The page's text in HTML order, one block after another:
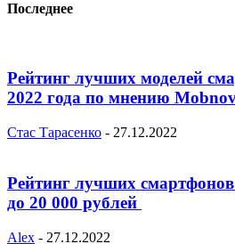
Последнее
Рейтинг лучших моделей
2022 года по мнению
Стас Тарасенко - 27.12.2022
Рейтинг лучших
до 20 000 рублей
Alex - 27.12.2022